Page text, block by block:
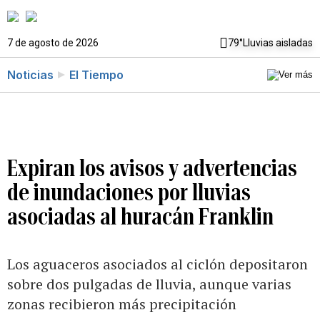
7 de agosto de 2026 79°Lluvias aisladas
Noticias El Tiempo
Expiran los avisos y advertencias
de inundaciones por lluvias
asociadas al huracán Franklin
Los aguaceros asociados al ciclón depositaron
sobre dos pulgadas de lluvia, aunque varias
zonas recibieron más precipitación